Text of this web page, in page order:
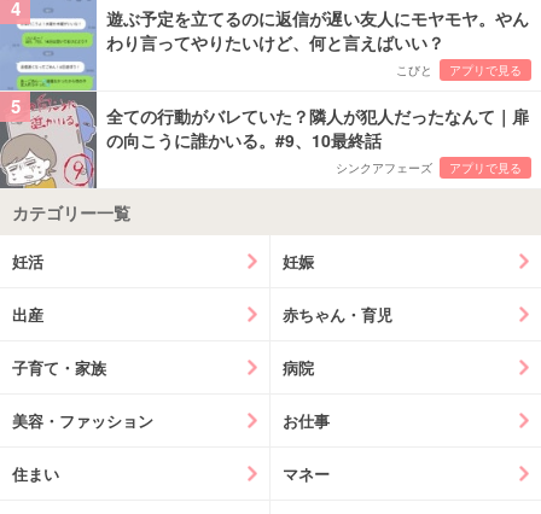
4
遊ぶ予定を立てるのに返信が遅い友人にモヤモヤ。やん
わり言ってやりたいけど、何と言えばいい？
こびと アプリで見る
5
全ての行動がバレていた？隣人が犯人だったなんて｜扉
の向こうに誰かいる。#9、10最終話
シンクアフェーズ アプリで見る
カテゴリー一覧
妊活 妊娠
出産 赤ちゃん・育児
子育て・家族 病院
美容・ファッション お仕事
住まい マネー